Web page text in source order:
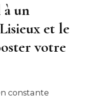
un
et le
votre
constante